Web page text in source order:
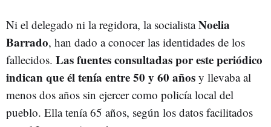
Ni el delegado ni la regidora, la socialistaNoelia
Barrado, han dado a conocer las identidades de los
fallecidos. Las fuentes consultadas por este periódico
indican que él tenía entre 50 y 60 años y llevaba al
menos dos años sin ejercer como policía local del
pueblo. Ella tenía 65 años, según los datos facilitados